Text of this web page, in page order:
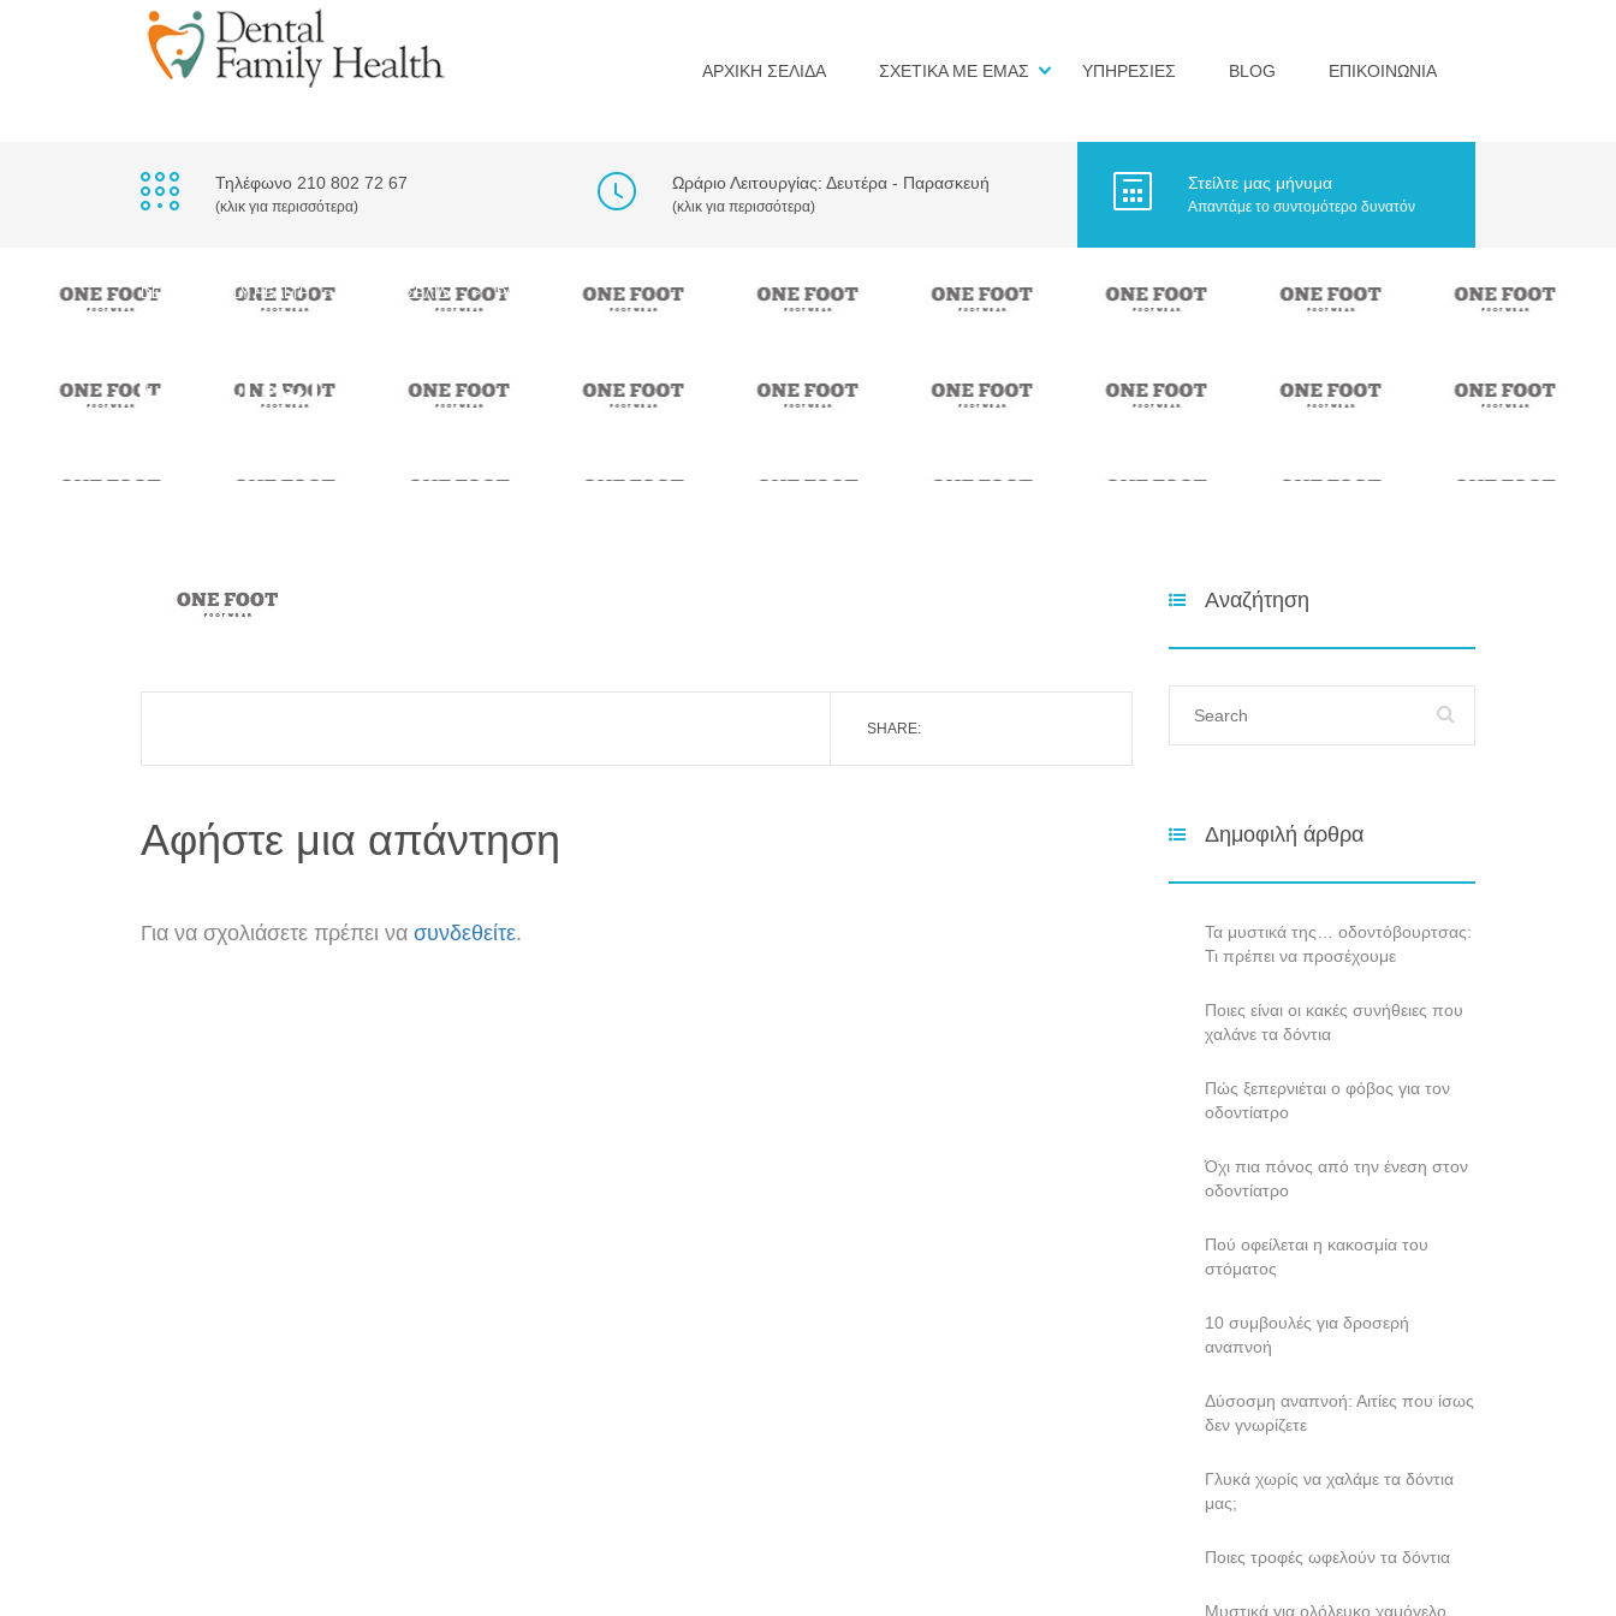
ΑΡΧΙΚΗ ΣΕΛΙΔΑ ΣΧΕΤΙΚΑ ΜΕ ΕΜΑΣ ΥΠΗΡΕΣΙΕΣ BLOG ΕΠΙΚΟΙΝΩΝΙΑ
Τηλέφωνο 210 802 72 67
(κλικ για περισσότερα)
Ωράριο Λειτουργίας: Δευτέρα - Παρασκευή
(κλικ για περισσότερα)
Στείλτε μας μήνυμα
Απαντάμε το συντομότερο δυνατόν
DENTAL FAMILY HEALTH > ΑΡΧΙΚΉ ΣΕΛΊΔΑ > PARTNER_8
partner_8
SHARE:
Αφήστε μια απάντηση
Για να σχολιάσετε πρέπει να συνδεθείτε.
Αναζήτηση
Δημοφιλή άρθρα
Τα μυστικά της… οδοντόβουρτσας:
Τι πρέπει να προσέχουμε
Ποιες είναι οι κακές συνήθειες που
χαλάνε τα δόντια
Πώς ξεπερνιέται ο φόβος για τον
οδοντίατρο
Όχι πια πόνος από την ένεση στον
οδοντίατρο
Πού οφείλεται η κακοσμία του
στόματος
10 συμβουλές για δροσερή
αναπνοή
Δύσοσμη αναπνοή: Αιτίες που ίσως
δεν γνωρίζετε
Γλυκά χωρίς να χαλάμε τα δόντια
μας;
Ποιες τροφές ωφελούν τα δόντια
Mυστικά για ολόλευκο χαμόγελο